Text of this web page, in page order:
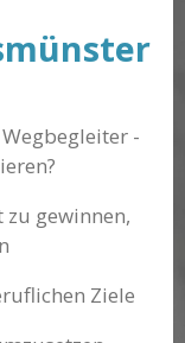
-
gewinnen,
Ziele